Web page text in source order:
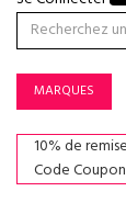
MARQUES
10% de
Code Coupon